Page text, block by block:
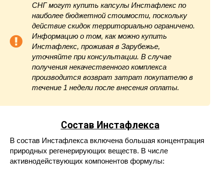
СНГ могут купить капсулы Инстафлекс по
наиболее бюджетной стоимости, поскольку
действие скидок территориально ограничено.
Информацию о том, как можно купить
Инстафлекс, проживая в Зарубежье,
уточняйте при консультации. В случае
получения некачественного комплекса
производится возврат затрат покупателю в
течение 1 недели после внесения оплаты.
Состав Инстафлекса
В состав Инстафлекса включена большая концентрация
природных регенерирующих веществ. В числе
активнодействующих компонентов формулы: